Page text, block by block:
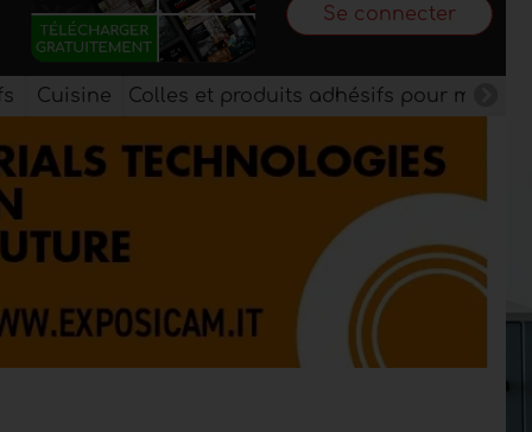
Se connecter
Cuisine Colles et produits adhésifs pour